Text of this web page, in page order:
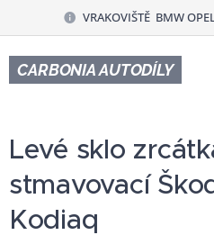
VRAKOVIŠTĚ BMW
CARBONIA AUTODÍLY
Levé sklo
stmavovací
Kodiaq